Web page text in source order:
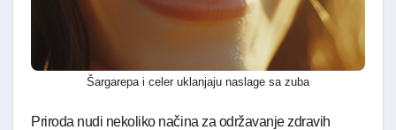
Šargarepa i celer uklanjaju naslage sa zuba
Priroda nudi nekoliko načina za održavanje zdravih